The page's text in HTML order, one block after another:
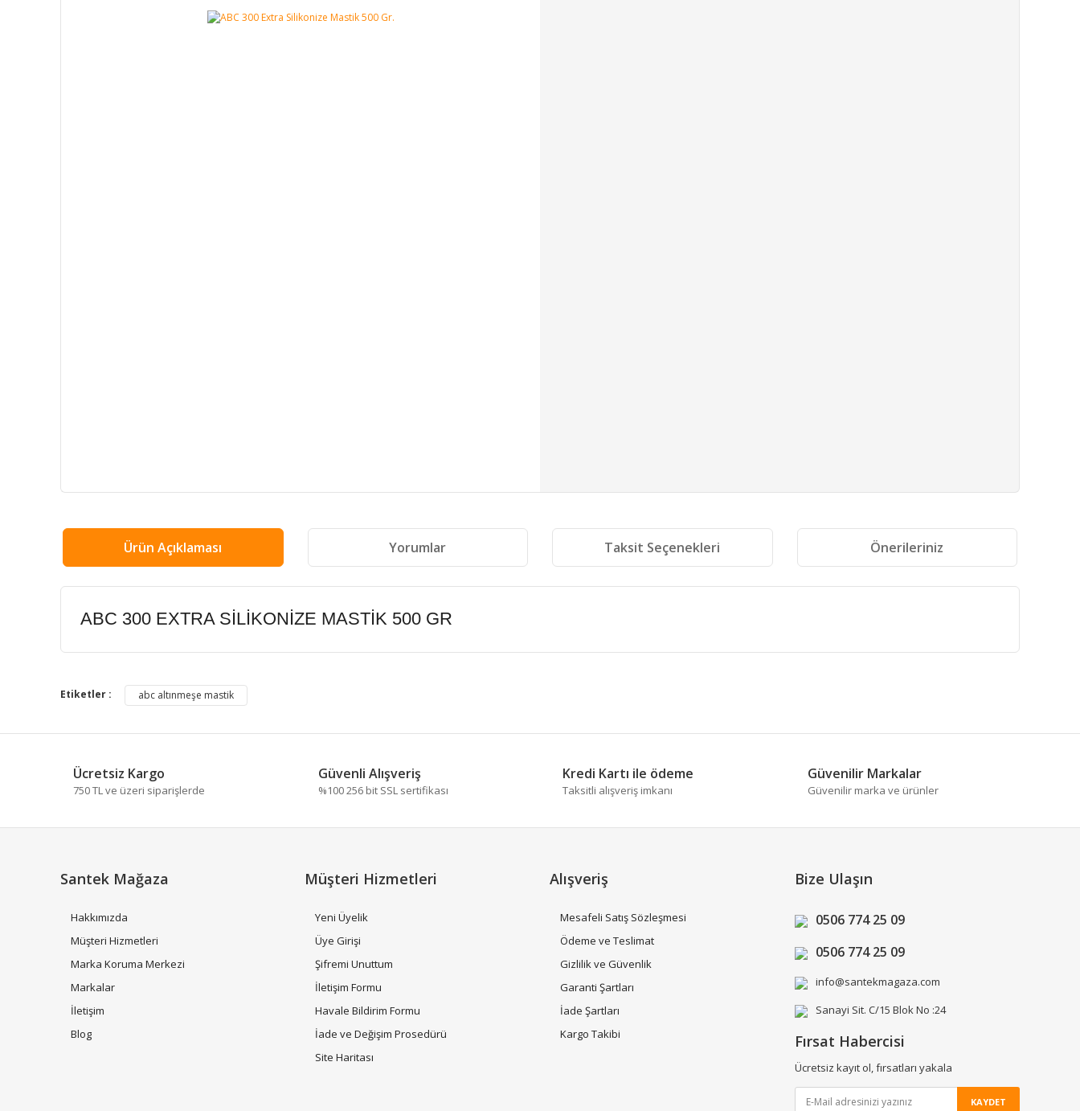
Ürün Açıklaması Yorumlar Taksit Seçenekleri Önerileriniz
ABC 300 EXTRA SİLİKONİZE MASTİK 500 GR
Görüş ve önerileriniz için teşekkür ederiz.
Ürün resmi kalitesiz, bozuk veya görüntülenemiyor.
Ürün bilgilerinde hatalar bulunuyor.
Ürün fiyatı diğer sitelerden daha pahalı.
Etiketler : abc altınmeşe mastik
Ücretsiz Kargo
750 TL ve üzeri siparişlerde
Güvenli Alışveriş
%100 256 bit SSL sertifikası
Kredi Kartı ile ödeme
Taksitli alışveriş imkanı
Güvenilir Markalar
Güvenilir marka ve ürünler
Santek Mağaza
Hakkımızda
Müşteri Hizmetleri
Marka Koruma Merkezi
Markalar
İletişim
Blog
Müşteri Hizmetleri
Yeni Üyelik
Üye Girişi
Şifremi Unuttum
İletişim Formu
Havale Bildirim Formu
İade ve Değişim Prosedürü
Site Haritası
Alışveriş
Mesafeli Satış Sözleşmesi
Ödeme ve Teslimat
Gizlilik ve Güvenlik
Garanti Şartları
İade Şartları
Kargo Takibi
Bize Ulaşın
0506 774 25 09
0506 774 25 09
info@santekmagaza.com
Sanayi Sit. C/15 Blok No :24
Fırsat Habercisi
Ücretsiz kayıt ol, fırsatları yakala
KAYDET